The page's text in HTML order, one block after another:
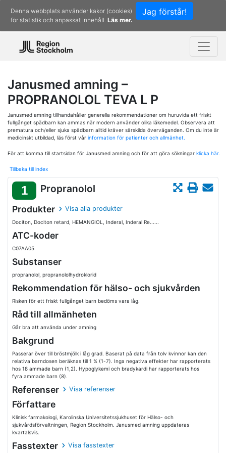
Jag förstår!
Denna webbplats använder kakor (cookies)
för statistik och anpassat innehåll. Läs mer.
Janusmed amning –
PROPRANOLOL TEVA L P
Janusmed amning tillhandahåller generella rekommendationer om huruvida ett friskt
fullgånget spädbarn kan ammas när modern använder olika läkemedel. Observera att
prematura och/eller sjuka spädbarn alltid kräver särskilda överväganden. Om du inte är
medicinskt utbildad, läs först vår information för patienter och allmänhet.
För att komma till startsidan för Janusmed amning och för att göra sökningar klicka här.
Tillbaka till index
1 Propranolol
Produkter Visa alla produkter
Dociton, Dociton retard, HEMANGIOL, Inderal, Inderal Re......
ATC-koder
C07AA05
Substanser
propranolol, propranololhydroklorid
Rekommendation för hälso- och sjukvården
Risken för ett friskt fullgånget barn bedöms vara låg.
Råd till allmänheten
Går bra att använda under amning
Bakgrund
Passerar över till bröstmjölk i låg grad. Baserat på data från tolv kvinnor kan den
relativa barndosen beräknas till 1 % (1-7). Inga negativa effekter har rapporterats
hos 18 ammade barn (1,2). Hypoglykemi och bradykardi har rapporterats hos
fyra ammade barn (8).
Referenser Visa referenser
Författare
Klinisk farmakologi, Karolinska Universitetssjukhuset för Hälso- och
sjukvårdsförvaltningen, Region Stockholm. Janusmed amning uppdateras
kvartalsvis.
Fasstexter Visa fasstexter